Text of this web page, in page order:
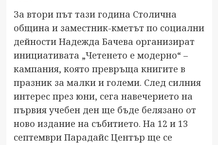
За втори път тази година Столична
община и заместник-кметът по социални
дейности Надежда Бачева организират
инициативата „Четенето е модерно“ –
кампания, която превръща книгите в
празник за малки и големи. След силния
интерес през юни, сега навечерието на
първия учебен ден ще бъде белязано от
ново издание на събитието. На 12 и 13
септември Парадайс Център ще се